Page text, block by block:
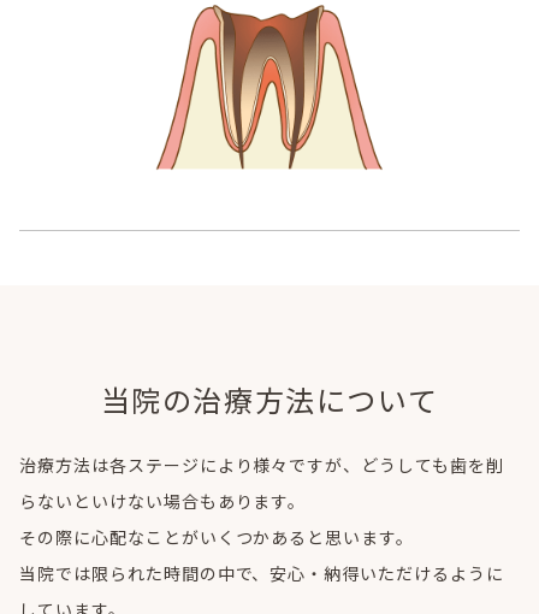
当院の治療方法について
治療方法は各ステージにより様々ですが、どうしても歯を削
らないといけない場合もあります。
その際に心配なことがいくつかあると思います。
当院では限られた時間の中で、安心・納得いただけるように